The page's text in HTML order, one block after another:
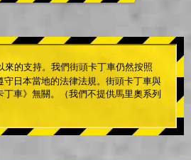
來的支持。我們街頭卡丁車仍然按照
守日本當地的法律法規。街頭卡丁車與
車》無關。（我們不提供馬里奧系列